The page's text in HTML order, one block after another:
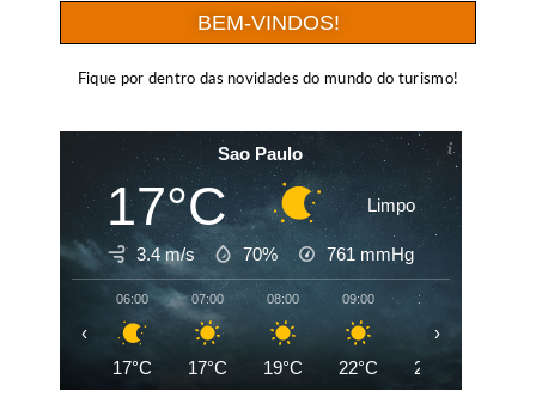
BEM-VINDOS!
Fique por dentro das novidades do mundo do turismo!
Sao Paulo
17°C Limpo
3.4 m/s 70% 761 mmHg
06:00
17°C
07:00
17°C
08:00
19°C
09:00
22°C
10:00
24°C
‹ ›